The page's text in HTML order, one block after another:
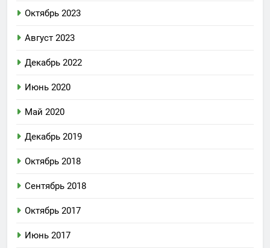
Октябрь 2023
Август 2023
Декабрь 2022
Июнь 2020
Май 2020
Декабрь 2019
Октябрь 2018
Сентябрь 2018
Октябрь 2017
Июнь 2017